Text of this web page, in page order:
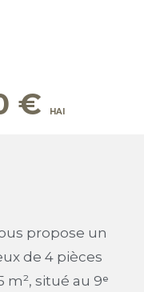
€
propose un
de 4 pièces
m², situé au 9ᵉ